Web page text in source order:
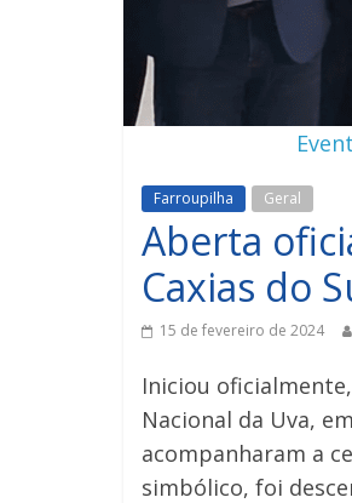
Farroupilha Geral
Aberta
Caxias do
15 de fevereiro de 2024
Iniciou
Nacional da Uva,
acompanharam a
simbólico, foi